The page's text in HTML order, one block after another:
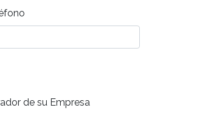
de su Empresa